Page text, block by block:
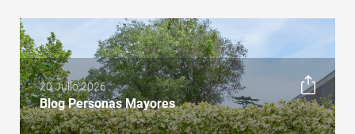
20 Julio 2026
Blog Personas Mayores